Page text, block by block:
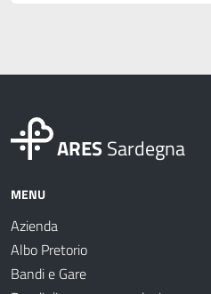
ARESSardegna
MENU
Azienda
Albo Pretorio
Bandi e Gare